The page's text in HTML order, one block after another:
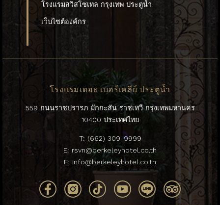
โรงแรมสวิสโซเทล กรุงเทพ ประตูน้ำ
เว็บไซต์องค์กร
โรงแรมเดอะ เบอร์เคลีย์ ประตูน้ำ
559 ถนนราชปรารภ มักกะสัน ราชเทวี กรุงเทพมหานคร
10400 ประเทศไทย
T: (662) 309-9999
E: rsvn@berkeleyhotel.co.th
E: info@berkeleyhotel.co.th